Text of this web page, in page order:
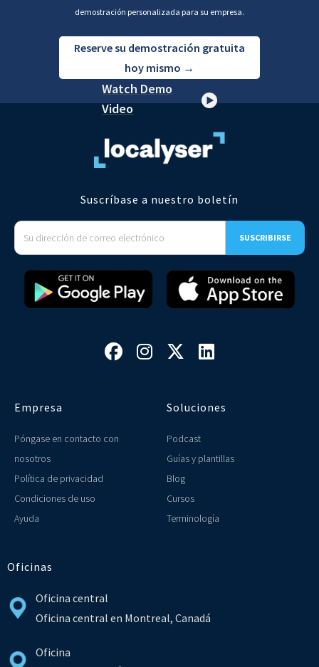
demostración personalizada para su empresa.
Reserve su demostración gratuita
hoy mismo →
Watch Demo
Video
Suscríbase a nuestro boletín
   
Empresa
Póngase en contacto con
nosotros
Política de privacidad
Condiciones de uso
Ayuda
Soluciones
Podcast
Guías y plantillas
Blog
Cursos
Terminología
Oficinas
Oficina central
Oficina central en Montreal, Canadá
Oficina